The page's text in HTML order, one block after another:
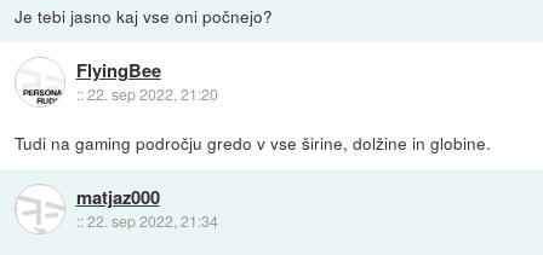
Je tebi jasno kaj vse oni počnejo?
FlyingBee
::22. sep 2022, 21:20
Tudi na gaming področju gredo v vse širine, dolžine in globine.
matjaz000
::22. sep 2022, 21:34